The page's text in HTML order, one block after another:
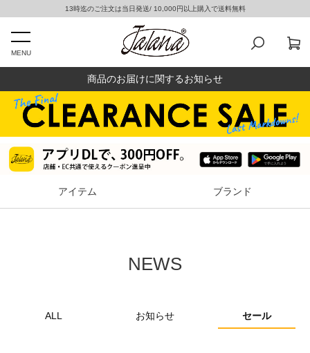
13時迄のご注文は当日発送/ 10,000円以上購入で送料無料
MENU
商品のお届けに関するお知らせ
アイテム ブランド
NEWS
ALL お知らせ セール